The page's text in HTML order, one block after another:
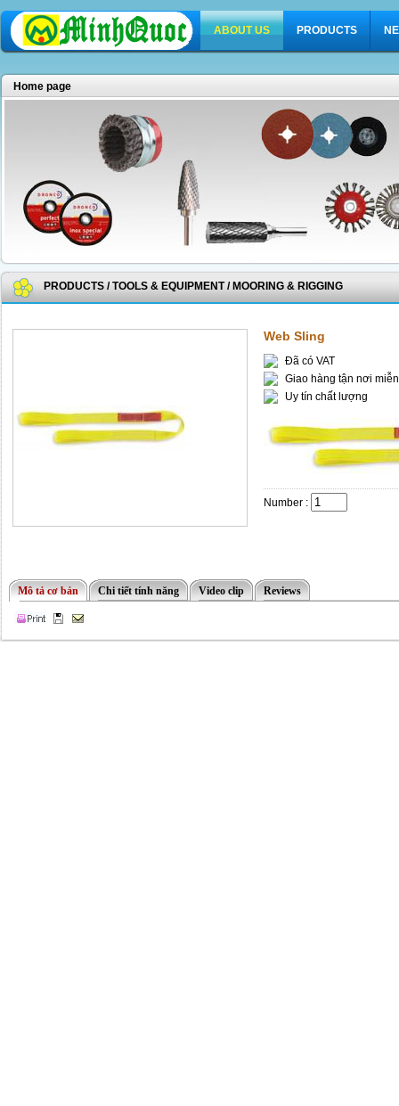
ABOUT US PRODUCTS
Home page
PRODUCTS /TOOLS & EQUIPMENT/ MOORING & RIGGING
Web Sling
Đã có VAT
Giao hàng tận nơi
Uy tín chất lượng
Number :
Mô tả cơ bản Chi tiết tính năng Video clip Reviews